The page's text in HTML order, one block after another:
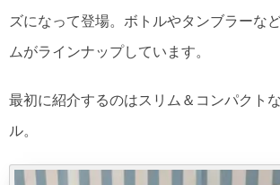
ズになって登場。ボトルやタンブラーな
ムがラインナップしています。
最初に紹介するのはスリム＆コンパクト
ル。